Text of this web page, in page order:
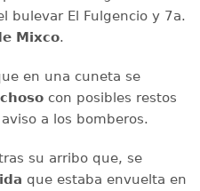
bulevar El Fulgencio y 7a.
Mixco.
en una cuneta se
con posibles restos
a los bomberos.
su arribo que, se
que estaba envuelta en